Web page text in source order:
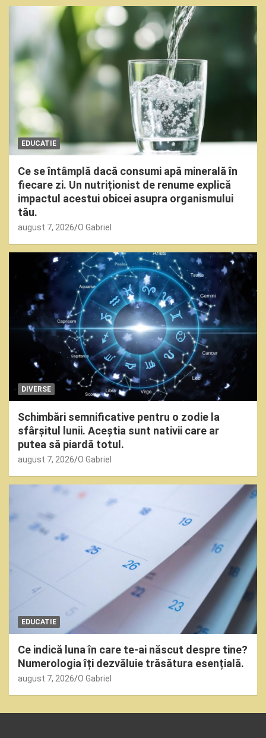
EDUCATIE
Ce se întâmplă dacă consumi apă minerală în
fiecare zi. Un nutriționist de renume explică
impactul acestui obicei asupra organismului
tău.
august 7, 2026 O Gabriel
DIVERSE
Schimbări semnificative pentru o zodie la
sfârșitul lunii. Aceștia sunt nativii care ar
putea să piardă totul.
august 7, 2026 O Gabriel
EDUCATIE
Ce indică luna în care te-ai născut despre tine?
Numerologia îți dezvăluie trăsătura esențială.
august 7, 2026 O Gabriel